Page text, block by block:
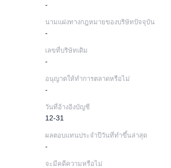
-
นามแฝงทางกฎหมายของบริษัทปัจจุบัน
-
เลขที่บริษัทเดิม
-
อนุญาตให้ทำการตลาดหรือไม่
-
วันที่อ้างอิงบัญชี
12-31
ผลตอบแทนประจำปีวันที่ทำขึ้นล่าสุด
-
จะมีคดีความหรือไม่